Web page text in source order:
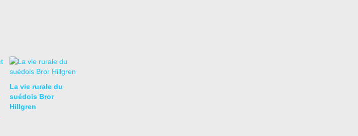
La vie rurale du
suédois Bror
Hillgren